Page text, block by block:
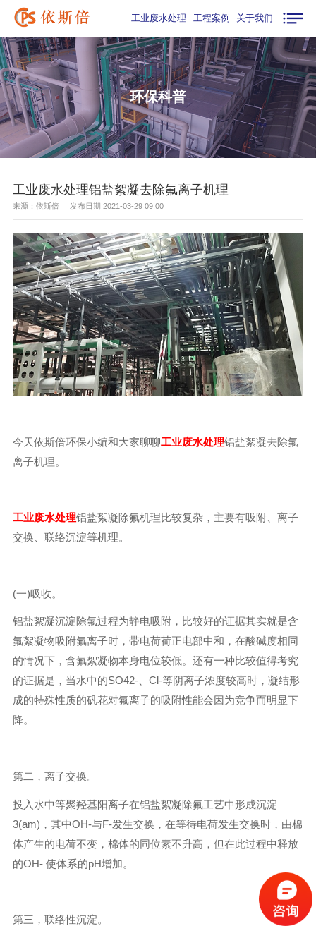
工业废水处理 工程案例 关于我们
环保科普
工业废水处理铝盐絮凝去除氟离子机理
来源：依斯倍 发布日期 2021-03-29 09:00
今天依斯倍环保小编和大家聊聊工业废水处理铝盐絮凝去除氟
离子机理。
工业废水处理铝盐絮凝除氟机理比较复杂，主要有吸附、离子
交换、联络沉淀等机理。
(一)吸收。
铝盐絮凝沉淀除氟过程为静电吸附，比较好的证据其实就是含
氟絮凝物吸附氟离子时，带电荷荷正电部中和，在酸碱度相同
的情况下，含氟絮凝物本身电位较低。还有一种比较值得考究
的证据是，当水中的SO42-、Cl-等阴离子浓度较高时，凝结形
成的特殊性质的矾花对氟离子的吸附性能会因为竞争而明显下
降。
第二，离子交换。
投入水中等聚羟基阳离子在铝盐絮凝除氟工艺中形成沉淀
3(am)，其中OH-与F-发生交换，在等待电荷发生交换时，由棉
体产生的电荷不变，棉体的同位素不升高，但在此过程中释放
的OH- 使体系的pH增加。
第三，联络性沉淀。